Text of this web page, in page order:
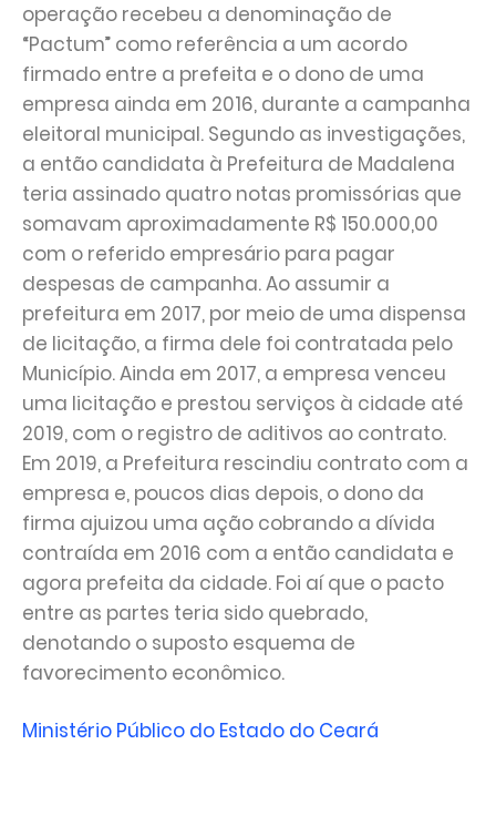
operação recebeu a denominação de
“Pactum” como referência a um acordo
firmado entre a prefeita e o dono de uma
empresa ainda em 2016, durante a campanha
eleitoral municipal. Segundo as investigações,
a então candidata à Prefeitura de Madalena
teria assinado quatro notas promissórias que
somavam aproximadamente R$ 150.000,00
com o referido empresário para pagar
despesas de campanha. Ao assumir a
prefeitura em 2017, por meio de uma dispensa
de licitação, a firma dele foi contratada pelo
Município. Ainda em 2017, a empresa venceu
uma licitação e prestou serviços à cidade até
2019, com o registro de aditivos ao contrato.
Em 2019, a Prefeitura rescindiu contrato com a
empresa e, poucos dias depois, o dono da
firma ajuizou uma ação cobrando a dívida
contraída em 2016 com a então candidata e
agora prefeita da cidade. Foi aí que o pacto
entre as partes teria sido quebrado,
denotando o suposto esquema de
favorecimento econômico.
Ministério Público do Estado do Ceará